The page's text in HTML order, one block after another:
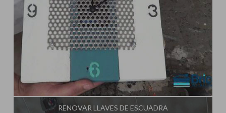
Influencer:Tu Taller de Bricolaje
RENOVAR LLAVES DE ESCUADRA